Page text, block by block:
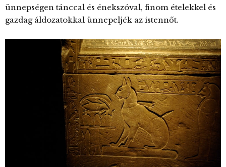
ünnepségen tánccal és énekszóval, finom ételekkel és
gazdag áldozatokkal ünnepeljék az istennőt.